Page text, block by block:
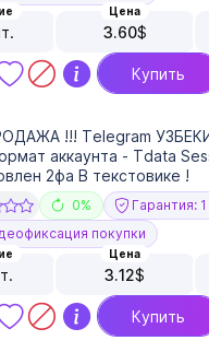
Цена
3.60$
Купить
!!! Telegram
аккаунта - Tdata
2фа В текстовике !
0%
Гарантия: 1
покупки
Цена
3.12$
Купить